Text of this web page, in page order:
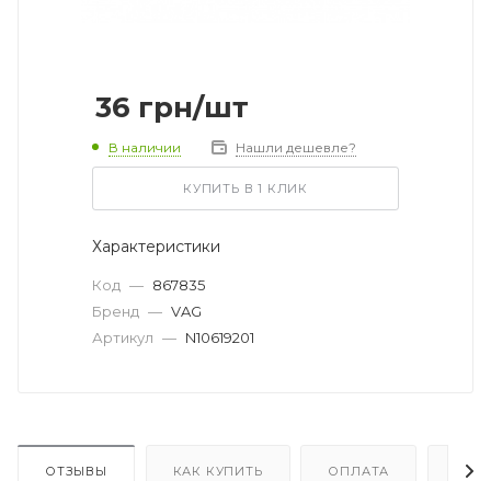
36 грн/шт
В наличии Нашли дешевле?
КУПИТЬ В 1 КЛИК
Характеристики
Код — 867835
Бренд — VAG
Артикул — N10619201
ОТЗЫВЫ КАК КУПИТЬ ОПЛАТА